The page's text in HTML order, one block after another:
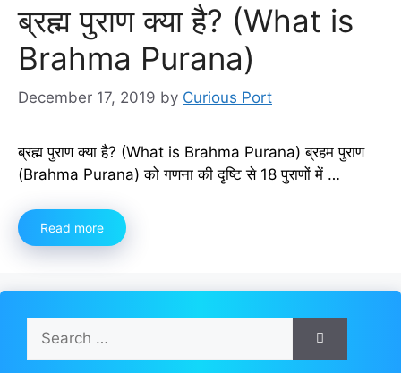
ब्रह्म पुराण क्या है? (What is
Brahma Purana)
December 17, 2019 by Curious Port
ब्रह्म पुराण क्या है? (What is Brahma Purana) ब्रहम पुराण
(Brahma Purana) को गणना की दृष्टि से 18 पुराणों में …
Read more
for: